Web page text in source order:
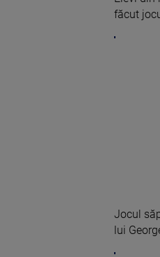
făcut
Jocul
lui